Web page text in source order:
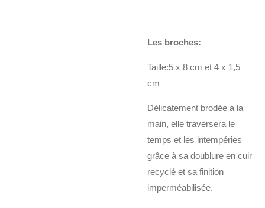
Les broches:
Taille:5 x 8 cm et 4 x 1,5
cm
Délicatement brodée à la
main, elle traversera le
temps et les intempéries
grâce à sa doublure en cuir
recyclé et sa finition
imperméabilisée.